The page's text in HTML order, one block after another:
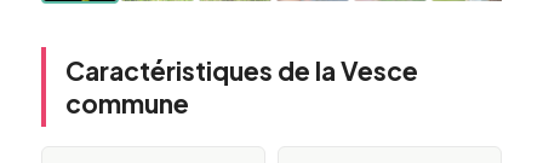
Caractéristiques de la Vesce
commune